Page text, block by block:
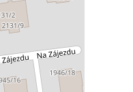
17 m²